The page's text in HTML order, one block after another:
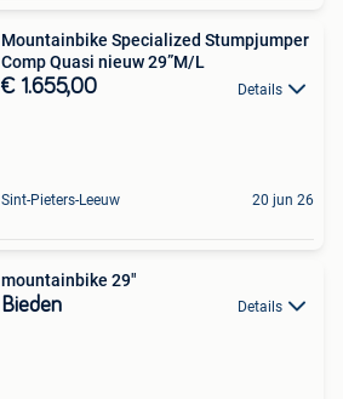
Mountainbike Specialized Stumpjumper
Comp Quasi nieuw 29”M/L
€ 1.655,00 Details
Sint-Pieters-Leeuw 20 jun 26
mountainbike 29"
Bieden Details